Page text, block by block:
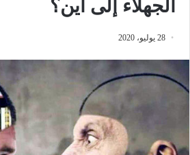
الجهلاء إلى أين؟
28 يوليو، 2020